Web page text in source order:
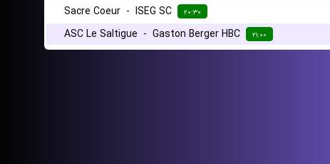
Sacre Coeur - ISEG SC ۲۰:۳۰
ASC Le Saltigue - Gaston Berger HBC ۲۱:۰۰